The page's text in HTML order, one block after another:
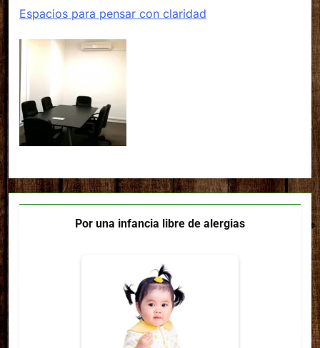
Espacios para pensar con claridad
Por una infancia libre de alergias